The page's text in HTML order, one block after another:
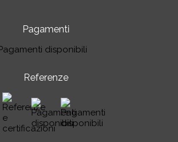
Pagamenti
Referenze